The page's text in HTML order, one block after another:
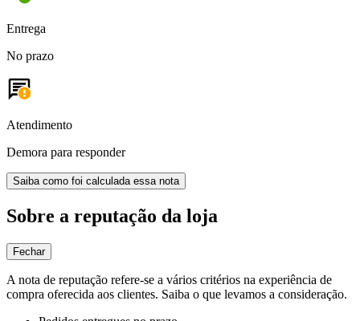
Entrega
No prazo
Atendimento
Demora para responder
Saiba como foi calculada essa nota
Sobre a reputação da loja
Fechar
A nota de reputação refere-se a vários critérios na experiência de
compra oferecida aos clientes. Saiba o que levamos a consideração.